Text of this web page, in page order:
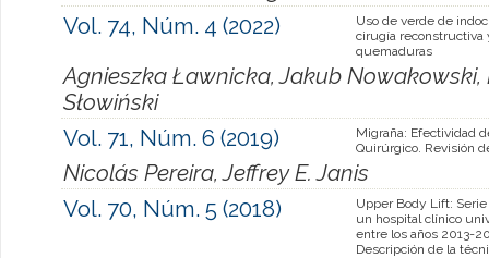
Vol. 74, Núm. 4 (2022)
Uso de verde de
cirugía reconstructiva
quemaduras
Agnieszka Ławnicka, Jakub
Słowiński
Vol. 71, Núm. 6 (2019)
Migraña: Efectividad
Quirúrgico. Revisión
Nicolás Pereira, Jeffrey E. Janis
Vol. 70, Núm. 5 (2018)
Upper Body Lift:
un hospital clínico
entre los años 2013-
Descripción de la